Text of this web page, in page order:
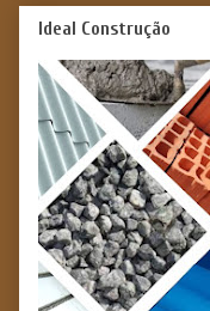
Ideal Construção